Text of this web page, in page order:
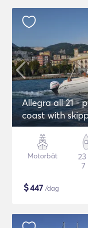
Allegra all 21 -
coast with
Motorbåt
7
$447 /dag